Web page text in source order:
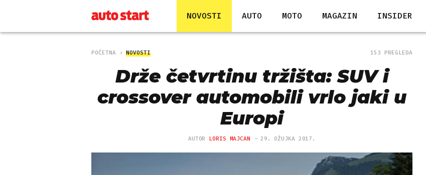
NOVOSTI AUTO MOTO MAGAZIN INSIDER
POČETNA NOVOSTI 153 PREGLEDA
Drže četvrtinu tržišta: SUV i
crossover automobili vrlo jaki u
Europi
AUTOR LORIS MAJCAN 29. OŽUJKA 2017.